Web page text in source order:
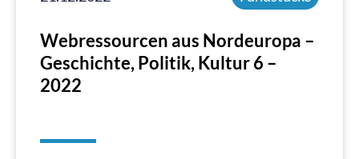
Webressourcen aus Nordeuropa –
Geschichte, Politik, Kultur 6 –
2022